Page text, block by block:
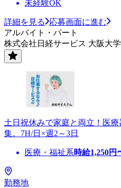
未経験OK
詳細を見る
応募画面に進む
アルバイト・パート
株式会社日経サービス 大阪大
土日祝休みで家庭と両立！医
集。7H/日×週2～3日
医療・福祉系時給1,250円
勤務地